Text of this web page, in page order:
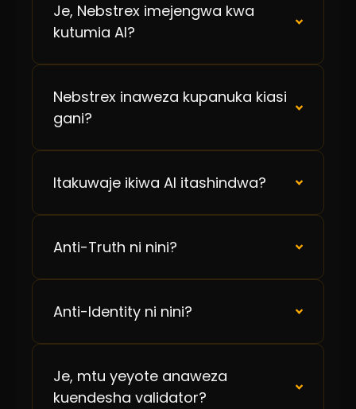
Je, Nebstrex imejengwa kwa
kutumia AI?
Nebstrex inaweza kupanuka kiasi
gani?
Itakuwaje ikiwa AI itashindwa?
Anti-Truth ni nini?
Anti-Identity ni nini?
Je, mtu yeyote anaweza
kuendesha validator?